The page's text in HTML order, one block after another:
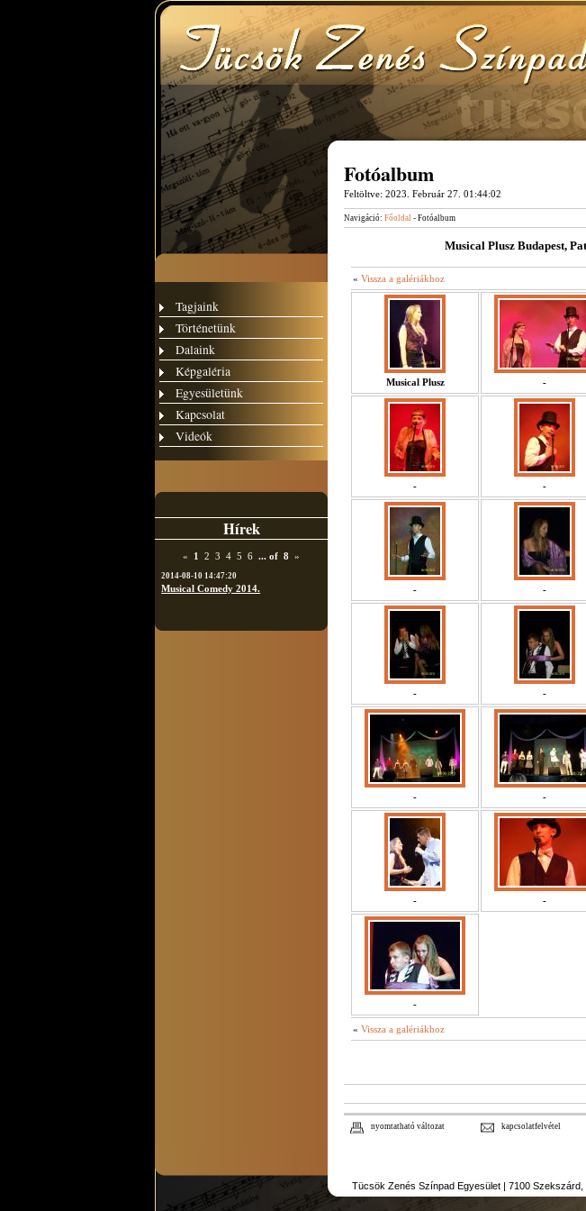
Tagjaink
Történetünk
Dalaink
Képgaléria
Egyesületünk
Kapcsolat
Videók
Hírek
« 1 2 3 4 5 6 ... of 8 »
2014-08-10 14:47:20
Musical Comedy 2014.
Fotóalbum
Feltöltve: 2023. Február 27. 01:44:02
Navigáció: Főoldal - Fotóalbum
Musical Plusz Budapest,
« Vissza a galériákhoz
Musical Plusz -
- -
- -
- -
- -
- -
-
« Vissza a galériákhoz
nyomtatható változat kapcsolatfelvétel
Tücsök Zenés Színpad Egyesület | 7100